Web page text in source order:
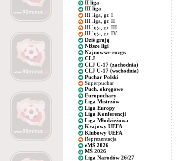
II liga
III liga
III liga, gr. I
III liga, gr. II
III liga, gr. III
III liga, gr. IV
Dziś grają
Niższe ligi
Najnowsze rozgr.
CLJ
CLJ U-17 (zachodnia)
CLJ U-17 (wschodnia)
Puchar Polski
Superpuchar
Puch. okręgowe
Europuchary
Liga Mistrzów
Liga Europy
Liga Konferencji
Liga Młodzieżowa
Krajowy UEFA
Klubowy UEFA
Reprezentacja
eMŚ 2026
MŚ 2026
Liga Narodów 26/27